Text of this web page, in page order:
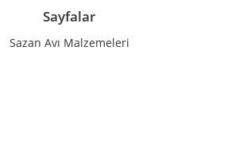
Sayfalar
Sazan Avı Malzemeleri